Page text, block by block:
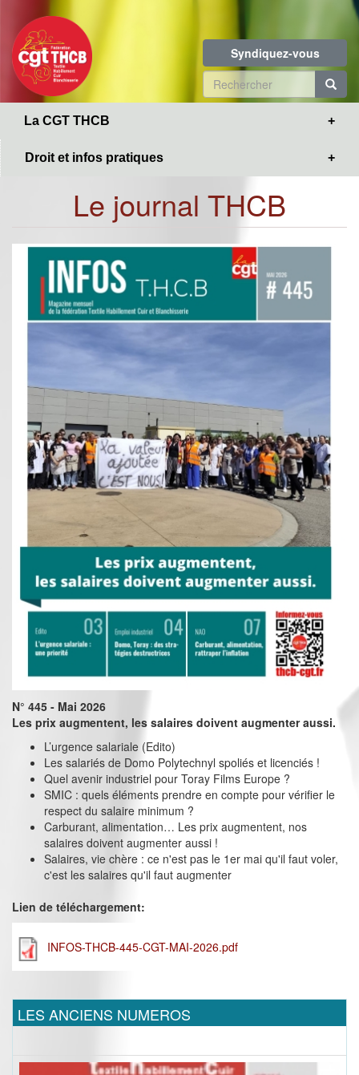
contenu
principal
Syndiquez-vous
Formulaire
de
La CGT THCB
Droit et infos pratiques
Le journal THCB
N° 445 - Mai 2026
Les prix augmentent, les salaires doivent augmenter aussi.
L’urgence salariale (Edito)
Les salariés de Domo Polytechnyl spoliés et licenciés !
Quel avenir industriel pour Toray Films Europe ?
SMIC : quels éléments prendre en compte pour vérifier le
respect du salaire minimum ?
Carburant, alimentation… Les prix augmentent, nos
salaires doivent augmenter aussi !
Salaires, vie chère : ce n'est pas le 1er mai qu'il faut voler,
c'est les salaires qu'il faut augmenter
Lien de téléchargement:
INFOS-THCB-445-CGT-MAI-2026.pdf
LES ANCIENS NUMEROS